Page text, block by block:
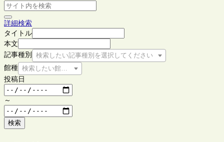
詳細検索
タイトル
本文
記事種別
検索したい記事種別を選択してください
館種 検索したい館種を選択してください
投稿日
～
検索